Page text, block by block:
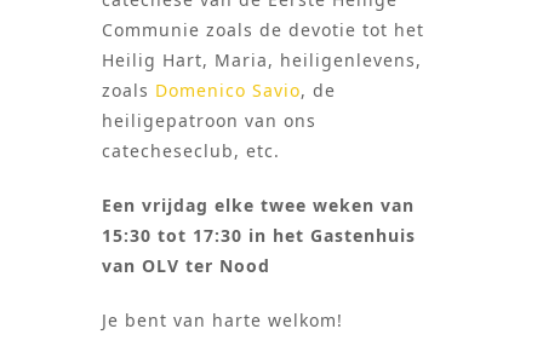
Communie zoals de devotie tot het
Heilig Hart, Maria, heiligenlevens,
zoals Domenico Savio, de
heiligepatroon van ons
catecheseclub, etc.
Een vrijdag elke twee weken van
15:30 tot 17:30 in het Gastenhuis
van OLV ter Nood
Je bent van harte welkom!